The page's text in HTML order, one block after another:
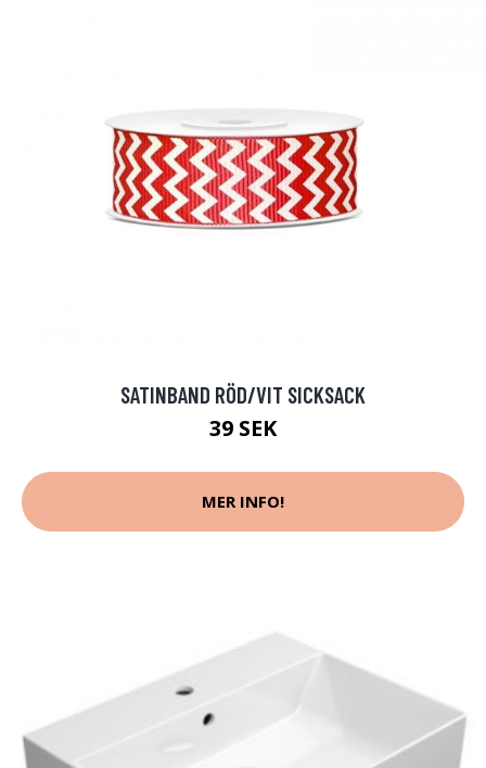
SATINBAND RÖD/VIT SICKSACK
39 SEK
MER INFO!